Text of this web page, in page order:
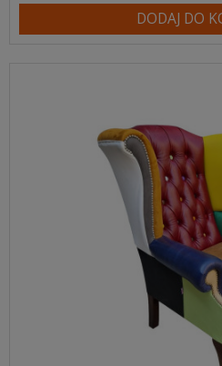
DODAJ DO